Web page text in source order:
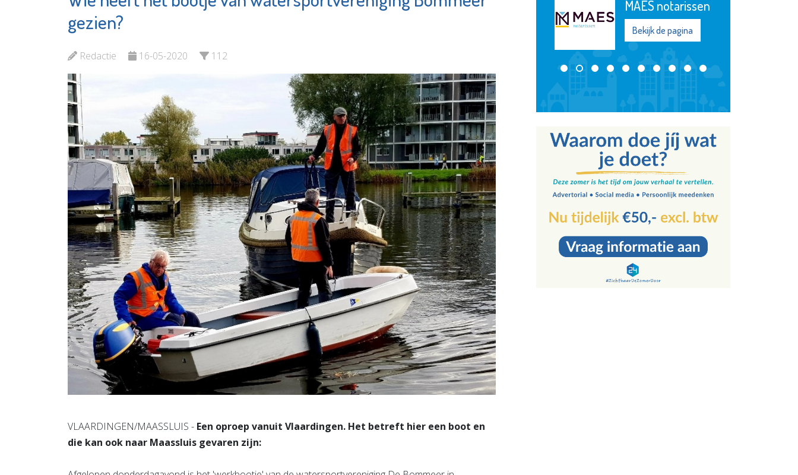
gezien?
Redactie 16-05-2020 112
VLAARDINGEN/MAASSLUIS - Een oproep vanuit Vlaardingen. Het betreft hier een boot en
die kan ook naar Maassluis gevaren zijn:
MAES notarissen
Plataan
Bekijk de pagina